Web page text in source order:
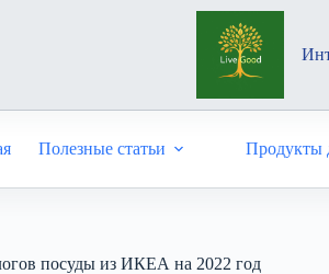
Полезные статьи Продукты
посуды из ИКЕА на 2022 год